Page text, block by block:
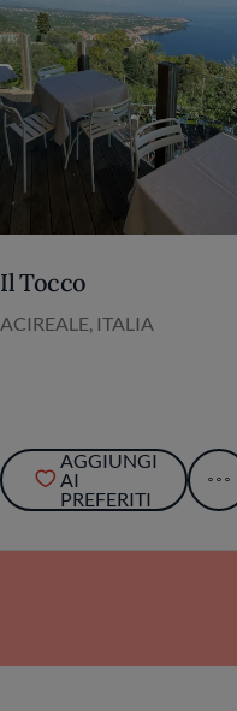
Il Tocco
ACIREALE, ITALIA
AGGIUNGI
AI
PREFERITI